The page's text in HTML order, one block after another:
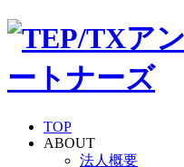
TOP
ABOUT
法人概要